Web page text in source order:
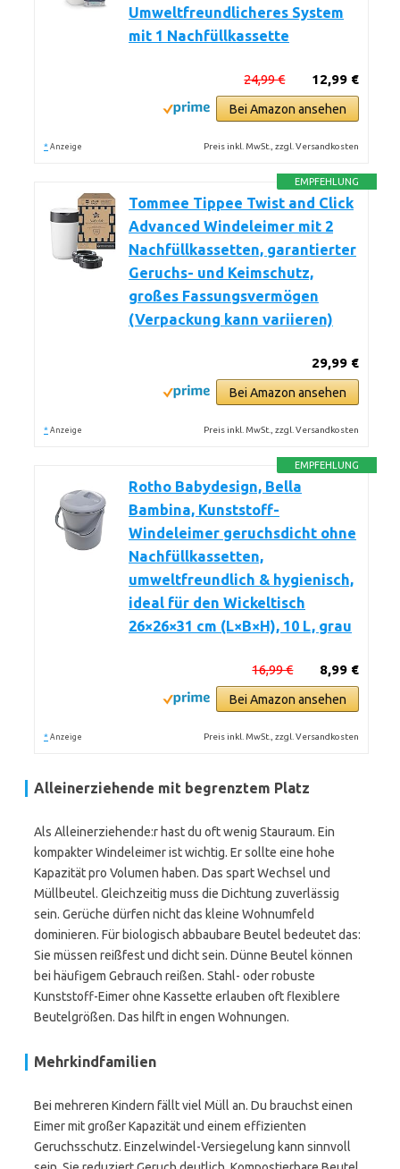
Umweltfreundlicheres System
mit 1 Nachfüllkassette
12,99 €
24,99 €
Bei Amazon ansehen
* Anzeige Preis inkl. MwSt., zzgl. Versandkosten
EMPFEHLUNG
Tommee Tippee Twist and Click
Advanced Windeleimer mit 2
Nachfüllkassetten, garantierter
Geruchs- und Keimschutz,
großes Fassungsvermögen
(Verpackung kann variieren)
29,99 €
Bei Amazon ansehen
* Anzeige Preis inkl. MwSt., zzgl. Versandkosten
EMPFEHLUNG
Rotho Babydesign, Bella
Bambina, Kunststoff-
Windeleimer geruchsdicht ohne
Nachfüllkassetten,
umweltfreundlich & hygienisch,
ideal für den Wickeltisch
26×26×31 cm (L×B×H), 10 L, grau
8,99 €
16,99 €
Bei Amazon ansehen
* Anzeige Preis inkl. MwSt., zzgl. Versandkosten
Alleinerziehende mit begrenztem Platz
Als Alleinerziehende:r hast du oft wenig Stauraum. Ein
kompakter Windeleimer ist wichtig. Er sollte eine hohe
Kapazität pro Volumen haben. Das spart Wechsel und
Müllbeutel. Gleichzeitig muss die Dichtung zuverlässig
sein. Gerüche dürfen nicht das kleine Wohnumfeld
dominieren. Für biologisch abbaubare Beutel bedeutet das:
Sie müssen reißfest und dicht sein. Dünne Beutel können
bei häufigem Gebrauch reißen. Stahl- oder robuste
Kunststoff-Eimer ohne Kassette erlauben oft flexiblere
Beutelgrößen. Das hilft in engen Wohnungen.
Mehrkindfamilien
Bei mehreren Kindern fällt viel Müll an. Du brauchst einen
Eimer mit großer Kapazität und einem effizienten
Geruchsschutz. Einzelwindel-Versiegelung kann sinnvoll